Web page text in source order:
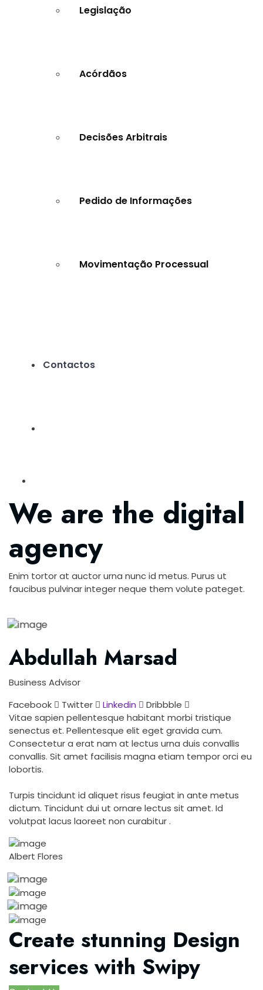
Legislação
Acórdãos
Decisões Arbitrais
Pedido de Informações
Movimentação Processual
Contactos
We are the digital
agency
Enim tortor at auctor urna nunc id metus. Purus ut
faucibus pulvinar integer neque them volute pateget.
Abdullah Marsad
Business Advisor
Facebook
Twitter Linkedin
Dribbble
Vitae sapien pellentesque habitant morbi tristique
senectus et. Pellentesque elit eget gravida cum.
Consectetur a erat nam at lectus urna duis convallis
convallis. Sit amet facilisis magna etiam tempor orci eu
lobortis.
Turpis tincidunt id aliquet risus feugiat in ante metus
dictum. Tincidunt dui ut ornare lectus sit amet. Id
volutpat lacus laoreet non curabitur .
Albert Flores
Create stunning Design
services with Swipy